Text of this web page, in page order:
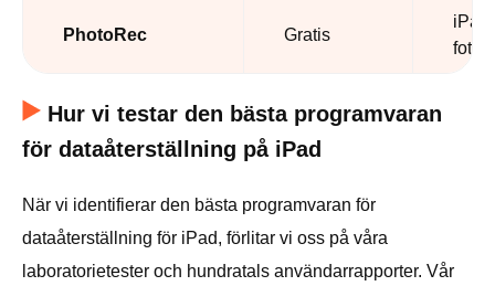
PhotoRec Gratis
iPad
Hur vi testar den bästa programvaran
för dataåterställning på iPad
När vi identifierar den bästa programvaran för
dataåterställning för iPad, förlitar vi oss på våra
laboratorietester och hundratals användarrapporter. Vår